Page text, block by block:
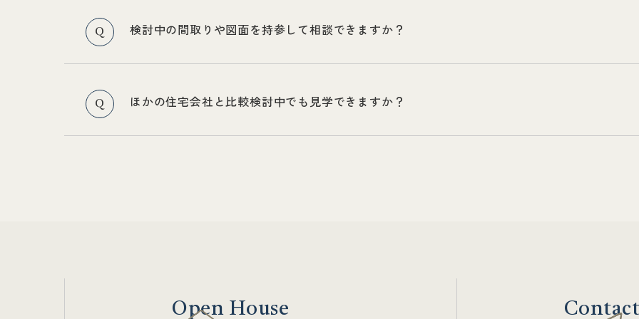
Q 検討中の間取りや図面を持参して相談できますか？
Q ほかの住宅会社と比較検討中でも見学できますか？
Open House